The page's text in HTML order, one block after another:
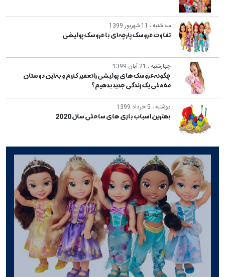
سه شنبه ، 11 شهریور 1399
تفاوت عروسک پارچه ای با عروسک پولیشی
چهارشنبه ، 21 آبان 1399
چگونه عروسک های پولیشی را تعمیر کنیم و به این دوستان
مخملی یک زندگی جدید بدهیم؟
دوشنبه ، 5 خرداد 1399
بهترین اسباب بازی های ساحلی سال 2020